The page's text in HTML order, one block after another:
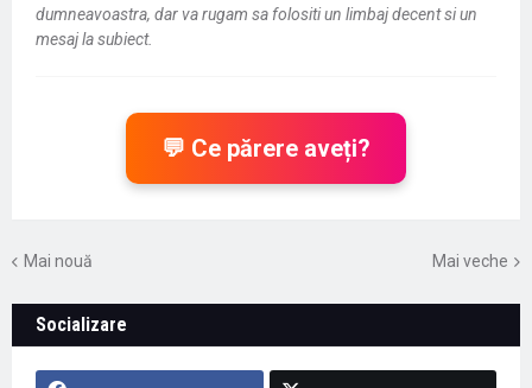
dumneavoastra, dar va rugam sa folositi un limbaj decent si un
mesaj la subiect.
💬 Ce părere aveți?
Mai nouă Mai veche
Socializare